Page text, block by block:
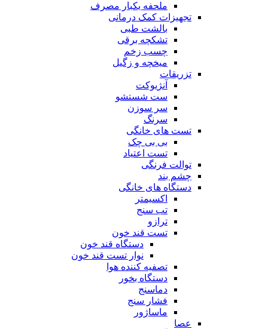
ملحفه یکبار مصرف
تجهیزات کمک درمانی
بالشت طبی
تشکچه برقی
چسب زخم
میخچه و زگیل
تزریقات
آنژیوکت
ست شستشو
سر سوزن
سرنگ
تست های خانگی
بی بی چک
تست اعتیاد
توالت فرنگی
چشم بند
دستگاه های خانگی
اکسیمتر
تب سنج
ترازو
تست قند خون
دستگاه قند خون
نوار تست قند خون
تصفیه کننده هوا
دستگاه بخور
دماسنج
فشار سنج
ماساژور
عصا